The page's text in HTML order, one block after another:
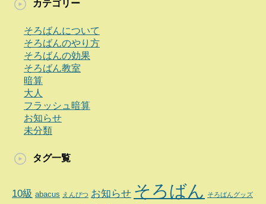
カテゴリー
そろばんについて
そろばんのやり方
そろばんの効果
そろばん教室
暗算
大人
フラッシュ暗算
お知らせ
未分類
タグ一覧
10級 abacus えんぴつ お知らせ そろばん そろばんグッズ